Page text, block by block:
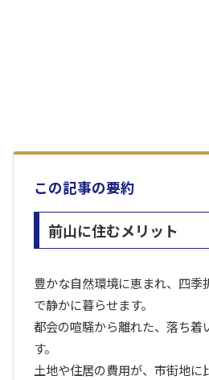
この記事の要約
前山に住むメリット
豊かな自然環境に恵まれ、四季
で静かに暮らせます。
都会の喧騒から離れた、落ち着
す。
土地や住居の費用が、市街地に